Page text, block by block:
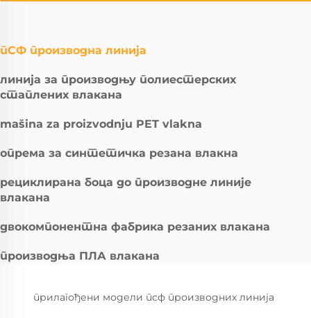
пСФ производна линија
линија за производњу полиестерских
стаплених влакана
mašina za proizvodnju PET vlakna
опрема за синтетичка резана влакна
рециклирана боца до производне линије
влакана
двокомпонентна фабрика резаних влакана
производња ПЛА влакана
прилагођени модели псф производних линија